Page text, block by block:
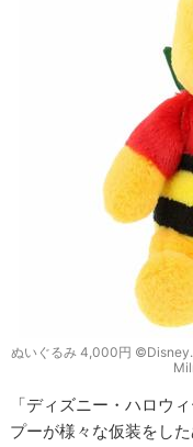
ぬいぐるみ 4,000円
「ディズニー・ハロウ
プーが様々な仮装をし